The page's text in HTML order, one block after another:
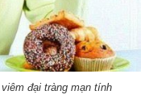
đại tràng mạn tính